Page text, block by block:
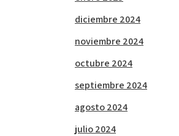
diciembre 2024
noviembre 2024
octubre 2024
septiembre 2024
agosto 2024
julio 2024